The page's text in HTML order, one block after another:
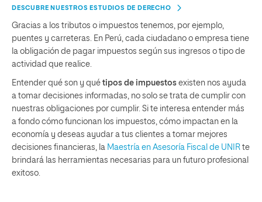
DESCUBRE NUESTROS ESTUDIOS DE DERECHO
Gracias a los tributos o impuestos tenemos, por ejemplo,
puentes y carreteras. En Perú, cada ciudadano o empresa tiene
la obligación de pagar impuestos según sus ingresos o tipo de
actividad que realice.
Entender qué son y qué tipos de impuestos existen nos ayuda
a tomar decisiones informadas, no solo se trata de cumplir con
nuestras obligaciones por cumplir. Si te interesa entender más
a fondo cómo funcionan los impuestos, cómo impactan en la
economía y deseas ayudar a tus clientes a tomar mejores
decisiones financieras, la Maestría en Asesoría Fiscal de UNIR te
brindará las herramientas necesarias para un futuro profesional
exitoso.